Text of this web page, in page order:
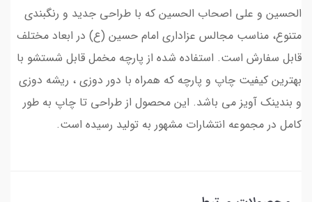
الحسين و علي اصحاب الحسين که با طراحی جدید و رنگبندی
متنوع، مناسب مجالس عزاداری امام حسین (ع) در ابعاد مختلف
قابل سفارش است. استفاده شده از پارچه مخمل قابل شستشو با
بهترین کیفیت چاپ و پارچه که همراه با دور دوزی ، ریشه دوزی
و بندینک آویز می باشد. این محصول از طراحی تا چاپ به طور
کامل در مجموعه انتشارات مشهور به تولید رسیده است.